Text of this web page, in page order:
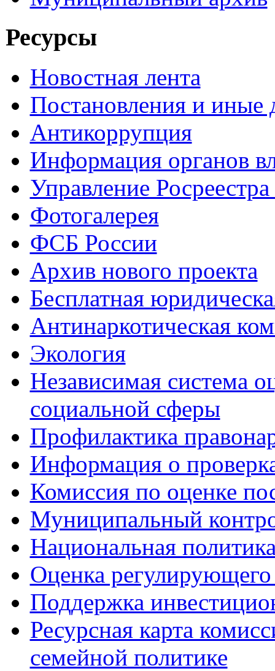
Ресурсы
Новостная лента
Постановления и иные
Антикоррупция
Информация органов
Управление
Фотогалерея
ФСБ России
Архив нового проекта
Бесплатная
Антинаркотическая
Экология
Независимая система
социальной сферы
Профилактика
Информация о
Комиссия по оценке
Муниципальный
Национальная
Оценка регулирующего
Поддержка
Ресурсная карта
семейной политике